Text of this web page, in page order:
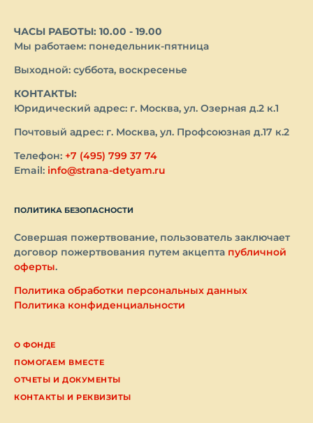
ЧАСЫ РАБОТЫ: 10.00 - 19.00
Мы работаем: понедельник-пятница
Выходной: суббота, воскресенье
КОНТАКТЫ:
Юридический адрес: г. Москва, ул. Озерная д.2 к.1
Почтовый адрес: г. Москва, ул. Профсоюзная д.17 к.2
Телефон: +7 (495) 799 37 74
Email: info@strana-detyam.ru
О ФОНДЕ
ПОМОГАЕМ ВМЕСТЕ
ОТЧЕТЫ И ДОКУМЕНТЫ
КОНТАКТЫ И РЕКВИЗИТЫ
ПОЛИТИКА БЕЗОПАСНОСТИ
Совершая пожертвование, пользователь заключает
договор пожертвования путем акцепта публичной
оферты.
Политика обработки персональных данных
Политика конфиденциальности